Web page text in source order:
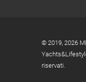
© 2019, 2026
riservati.